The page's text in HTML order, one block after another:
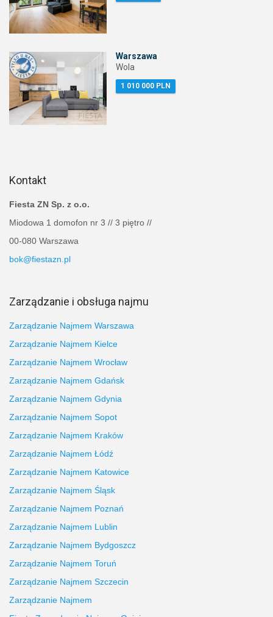
Warszawa
Wola
1 010 000 PLN
Kontakt
Fiesta ZN Sp. z o.o.
Miodowa 1 domofon nr 3 // 3 piętro //
00-080 Warszawa
bok@fiestazn.pl
Zarządzanie i obsługa najmu
Zarządzanie Najmem Warszawa
Zarządzanie Najmem Kielce
Zarządzanie Najmem Wrocław
Zarządzanie Najmem Gdańsk
Zarządzanie Najmem Gdynia
Zarządzanie Najmem Sopot
Zarządzanie Najmem Kraków
Zarządzanie Najmem Łódź
Zarządzanie Najmem Katowice
Zarządzanie Najmem Śląsk
Zarządzanie Najmem Poznań
Zarządzanie Najmem Lublin
Zarządzanie Najmem Bydgoszcz
Zarządzanie Najmem Toruń
Zarządzanie Najmem Szczecin
Zarządzanie Najmem